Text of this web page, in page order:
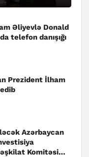
Əliyevlə Donald
telefon danışığı
Prezident İlham
Azərbaycan
Komitəsi